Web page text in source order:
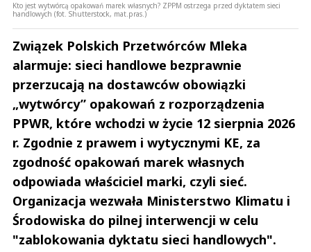
Kto jest wytwórcą opakowań marek własnych? ZPPM ostrzega przed dyktatem sieci
handlowych (fot. Shutterstock, mat.pras.)
Związek Polskich Przetwórców Mleka
alarmuje: sieci handlowe bezprawnie
przerzucają na dostawców obowiązki
„wytwórcy” opakowań z rozporządzenia
PPWR, które wchodzi w życie 12 sierpnia 2026
r. Zgodnie z prawem i wytycznymi KE, za
zgodność opakowań marek własnych
odpowiada właściciel marki, czyli sieć.
Organizacja wezwała Ministerstwo Klimatu i
Środowiska do pilnej interwencji w celu
"zablokowania dyktatu sieci handlowych".